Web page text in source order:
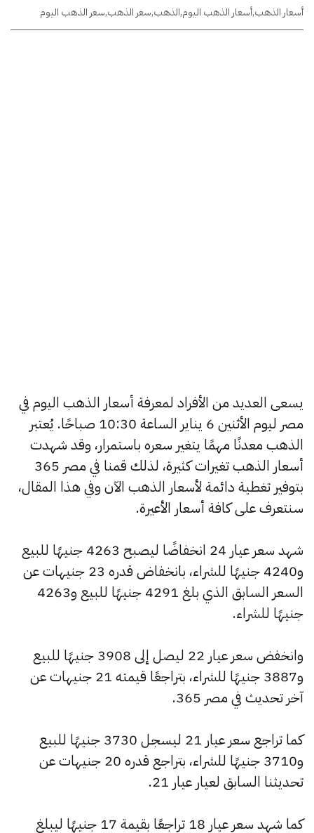
أسعار الذهب,أسعار الذهب اليوم,الذهب,سعر الذهب,سعر الذهب اليوم
يسعى العديد من الأفراد لمعرفة أسعار الذهب اليوم في
مصر ليوم الأثنين 6 يناير الساعة 10:30 صباحًا. يُعتبر
الذهب معدنًا مهمًا يتغير سعره باستمرار، وقد شهدت
أسعار الذهب تغيرات كثيرة، لذلك قمنا في مصر 365
بتوفير تغطية دائمة لأسعار الذهب الآن وفي هذا المقال،
سنتعرف على كافة أسعار الأعيرة.
شهد سعر عيار 24 انخفاضًا ليصبح 4263 جنيهًا للبيع
و4240 جنيهًا للشراء، بانخفاض قدره 23 جنيهات عن
السعر السابق الذي بلغ 4291 جنيهًا للبيع و4263
جنيهًا للشراء.
وانخفض سعر عيار 22 ليصل إلى 3908 جنيهًا للبيع
و3887 جنيهًا للشراء، بتراجعًا قيمته 21 جنيهات عن
آخر تحديث في مصر 365.
كما تراجع سعر عيار 21 ليسجل 3730 جنيهًا للبيع
و3710 جنيهًا للشراء، بتراجع قدره 20 جنيهات عن
تحديثنا السابق لعيار عيار 21.
كما شهد سعر عيار 18 تراجعًا بقيمة 17 جنيهًا ليبلغ